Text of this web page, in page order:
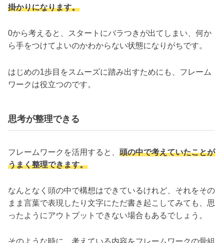
掛かりになります。
0から考えると、スタートにバラつきが出てしまい、何か
ら手をつけてよいのかわからない状態になりがちです。
はじめの1歩目をスムーズに踏み出すためにも、フレーム
ワークは役立つのです。
思考が整理できる
フレームワークを活用すると、 頭の中で考えていたことが
うまく整理できます。
なんとなく頭の中で構想はできているけれど、それをその
まま言葉で表現したり文字にただ書き起こしてみても、思
ったようにアウトプットできない場合もあるでしょう。